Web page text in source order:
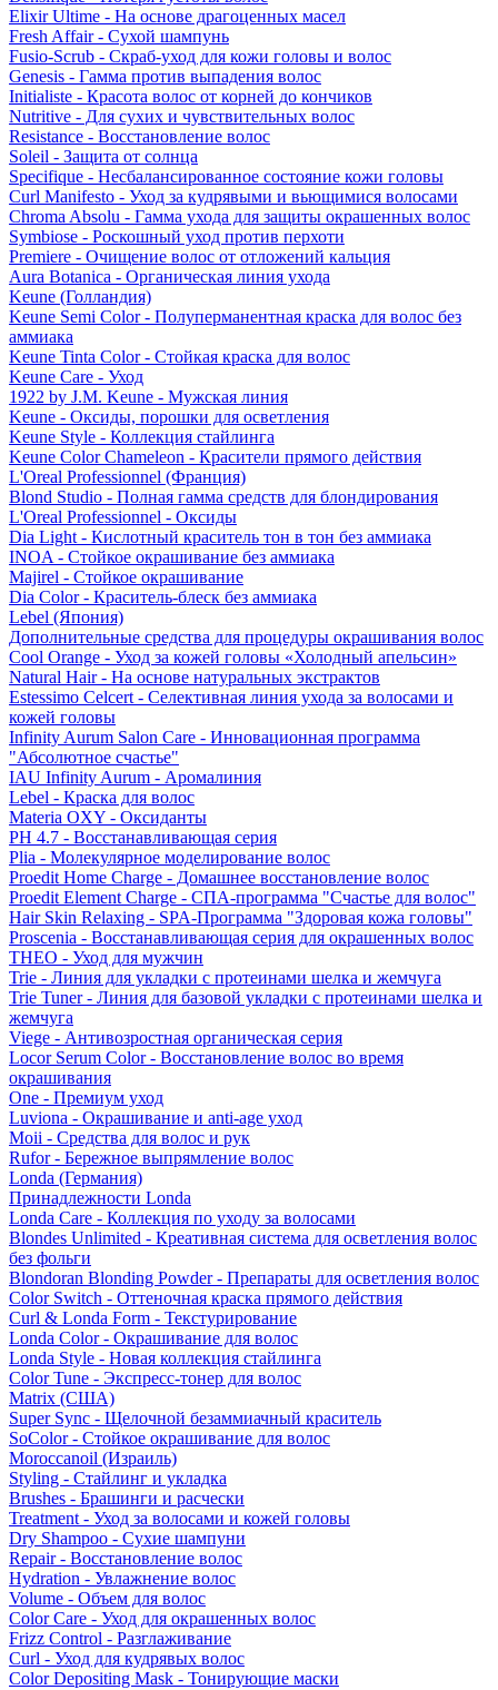
Elixir Ultime - На основе драгоценных масел
Fresh Affair - Сухой шампунь
Fusio-Scrub - Скраб-уход для кожи головы и волос
Genesis - Гамма против выпадения волос
Initialiste - Красота волос от корней до кончиков
Nutritive - Для сухих и чувствительных волос
Resistance - Восстановление волос
Soleil - Защита от солнца
Specifique - Несбалансированное состояние кожи головы
Curl Manifesto - Уход за кудрявыми и вьющимися волосами
Chroma Absolu - Гамма ухода для защиты окрашенных волос
Symbiose - Роскошный уход против перхоти
Premiere - Очищение волос от отложений кальция
Aura Botanica - Органическая линия ухода
Keune (Голландия)
Keune Semi Color - Полуперманентная краска для волос без
аммиака
Keune Tinta Color - Стойкая краска для волос
Keune Care - Уход
1922 by J.M. Keune - Мужская линия
Keune - Оксиды, порошки для осветления
Keune Style - Коллекция стайлинга
Keune Color Chameleon - Красители прямого действия
L'Oreal Professionnel (Франция)
Blond Studio - Полная гамма средств для блондирования
L'Oreal Professionnel - Оксиды
Dia Light - Кислотный краситель тон в тон без аммиака
INOA - Стойкое окрашивание без аммиака
Majirel - Стойкое окрашивание
Dia Color - Краситель-блеск без аммиака
Lebel (Япония)
Дополнительные средства для процедуры окрашивания волос
Cool Orange - Уход за кожей головы «Холодный апельсин»
Natural Hair - На основе натуральных экстрактов
Estessimo Celcert - Селективная линия ухода за волосами и
кожей головы
Infinity Aurum Salon Care - Инновационная программа
"Абсолютное счастье"
IAU Infinity Aurum - Аромалиния
Lebel - Краска для волос
Materia OXY - Оксиданты
PH 4.7 - Восстанавливающая серия
Plia - Молекулярное моделирование волос
Proedit Home Charge - Домашнее восстановление волос
Proedit Element Charge - СПА-программа "Счастье для волос"
Hair Skin Relaxing - SPA-Программа "Здоровая кожа головы"
Proscenia - Восстанавливающая серия для окрашенных волос
THEO - Уход для мужчин
Trie - Линия для укладки с протеинами шелка и жемчуга
Trie Tuner - Линия для базовой укладки с протеинами шелка и
жемчуга
Viege - Антивозростная органическая серия
Locor Serum Color - Восстановление волос во время
окрашивания
One - Премиум уход
Luviona - Окрашивание и anti-age уход
Moii - Средства для волос и рук
Rufor - Бережное выпрямление волос
Londa (Германия)
Принадлежности Londa
Londa Care - Коллекция по уходу за волосами
Blondes Unlimited - Креативная система для осветления волос
без фольги
Blondoran Blonding Powder - Препараты для осветления волос
Color Switch - Оттеночная краска прямого действия
Curl & Londa Form - Текстурирование
Londa Color - Окрашивание для волос
Londa Style - Новая коллекция стайлинга
Color Tune - Экспресс-тонер для волос
Matrix (США)
Super Sync - Щелочной безаммиачный краситель
SoColor - Стойкое окрашивание для волос
Moroccanoil (Израиль)
Styling - Стайлинг и укладка
Brushes - Брашинги и расчески
Treatment - Уход за волосами и кожей головы
Dry Shampoo - Сухие шампуни
Repair - Восстановление волос
Hydration - Увлажнение волос
Volume - Объем для волос
Color Care - Уход для окрашенных волос
Frizz Control - Разглаживание
Curl - Уход для кудрявых волос
Color Depositing Mask - Тонирующие маски